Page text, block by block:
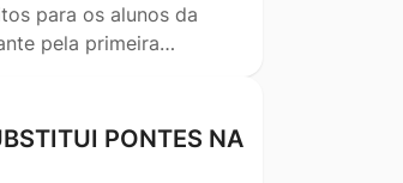
para os alunos da
pela primeira…
PONTES NA